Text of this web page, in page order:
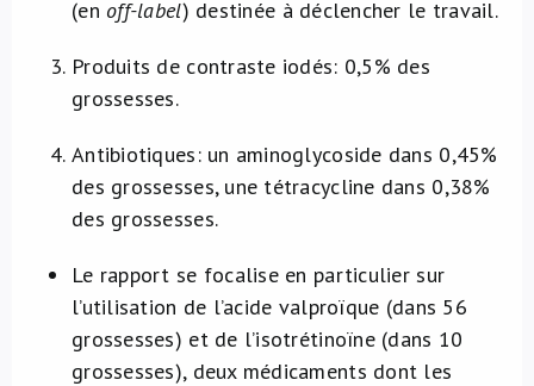
(en off-label) destinée à déclencher le travail.
Produits de contraste iodés: 0,5% des
grossesses.
Antibiotiques: un aminoglycoside dans 0,45%
des grossesses, une tétracycline dans 0,38%
des grossesses.
Le rapport se focalise en particulier sur
l’utilisation de l’acide valproïque (dans 56
grossesses) et de l’isotrétinoïne (dans 10
grossesses), deux médicaments dont les